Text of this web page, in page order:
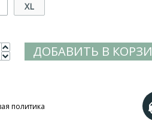
XL
ДОБАВИТЬ В
политика